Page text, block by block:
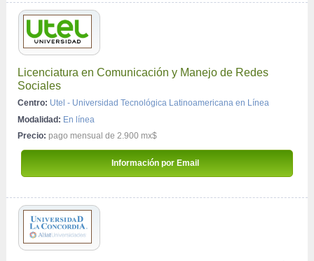
Licenciatura en Comunicación y Manejo de Redes
Sociales
Centro: Utel - Universidad Tecnológica Latinoamericana en Línea
Modalidad: En línea
Precio: pago mensual de 2.900 mx$
Información por Email